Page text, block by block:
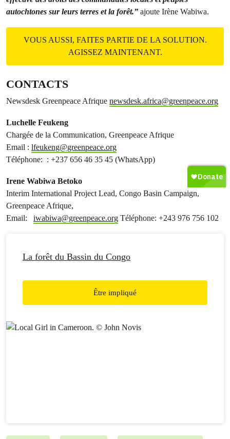
autochtones sur leurs terres et la forêt.” ajoute Irène Wabiwa.
VOUS AUSSI, FAITES PARTIE DE LA SOLUTION.
AGISSEZ MAINTENANT.
CONTACTS
Newsdesk Greenpeace Afrique newsdesk.africa@greenpeace.org
Luchelle Feukeng
Chargée de la Communication, Greenpeace Afrique
Email : lfeukeng@greenpeace.org
Téléphone: : +237 656 46 35 45 (WhatsApp)
Irene Wabiwa Betoko
Interim International Project Lead, Congo Basin Campaign,
Greenpeace Afrique,
Email: iwabiwa@greenpeace.org Téléphone: +243 976 756 102
La forêt du Bassin du Congo
Être impliqué